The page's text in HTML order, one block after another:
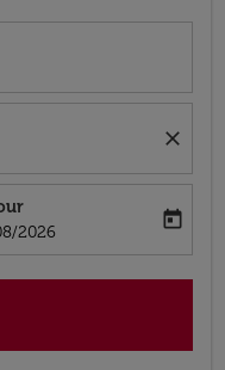
close
return-date-aria-label
2026
today